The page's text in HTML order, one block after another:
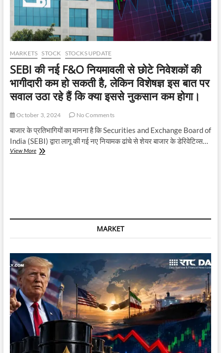
MARKETS STOCK STOCKS UPDATE
SEBI की नई F&O नियमावली से छोटे निवेशकों की
भागीदारी कम हो सकती है, लेकिन विशेषज्ञ इस बात पर
सवाल उठा रहे हैं कि क्या इससे नुकसान कम होगा।
October 3, 2024 No Comments
बाजार के प्रतिभागियों का मानना है कि Securities and Exchange Board of
India (SEBI) द्वारा लागू की गई नए नियामक ढांचे से शेयर बाजार के डेरिवेटिव्स…
View MoreSEBI
की
कम
सकती
है,
लेकिन
विशेषज्ञ
इस
बात
पर
सवाल
उठा
रहे
हैं
MARKET